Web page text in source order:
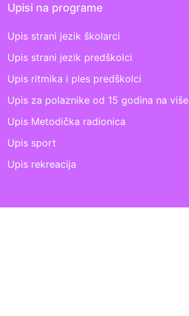
Upisi na programe
Upis strani jezik školarci
Upis strani jezik predškolci
Upis ritmika i ples predškolci
Upis za polaznike od 15 godina na više
Upis Metodička radionica
Upis sport
Upis rekreacija